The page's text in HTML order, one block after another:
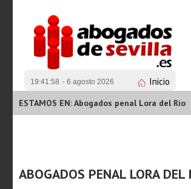
19:41:58 - 6 agosto 2026 Inicio
ESTAMOS EN: Abogados penal Lora del Río
ABOGADOS PENAL LORA DEL